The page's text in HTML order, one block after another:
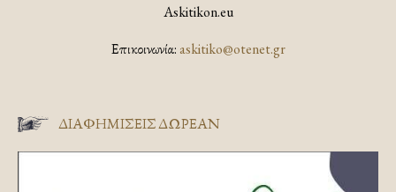
Askitikon.eu
Επικοινωνία:askitiko@otenet.gr
ΔΙΑΦΗΜΊΣΕΙΣ ΔΩΡΕΆΝ